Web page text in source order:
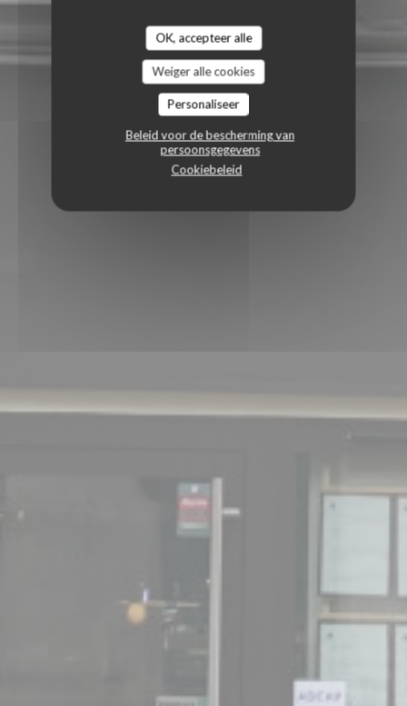
OK, accepteer alle
Weiger alle cookies
Personaliseer
Beleid voor de bescherming van
persoonsgegevens
Cookiebeleid